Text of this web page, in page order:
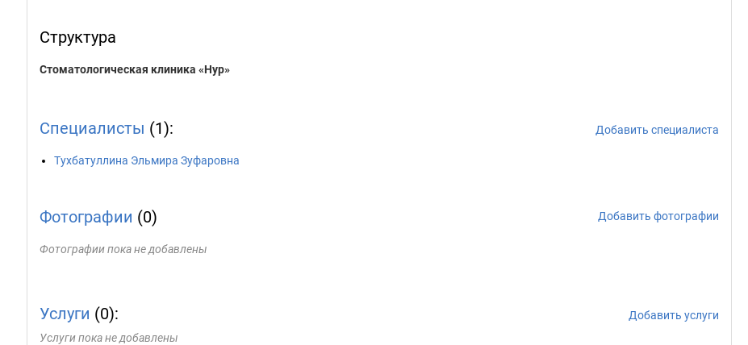
Структура
Стоматологическая клиника «Нур»
Специалисты (1): Добавить специалиста
Тухбатуллина Эльмира Зуфаровна
Фотографии (0) Добавить фотографии
Фотографии пока не добавлены
Услуги (0):
Добавить услуги
Услуги пока не добавлены